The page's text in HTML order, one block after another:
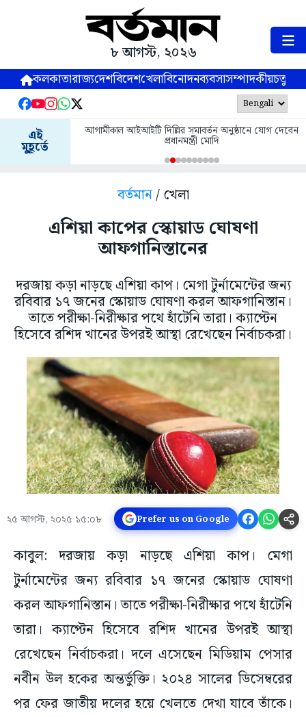
৮ আগস্ট, ২০২৬
কলকাতারাজ্যদেশবিদেশখেলাবিনোদনব্যবসাসম্পাদকীয়
এই
মুহূর্তে
আগামীকাল আইআইটি দিল্লির সমাবর্তন অনুষ্ঠানে যোগ দেবেন
প্রধানমন্ত্রী মোদি
বর্তমান/ খেলা
এশিয়া কাপের স্কোয়াড ঘোষণা
আফগানিস্তানের
দরজায় কড়া নাড়ছে এশিয়া কাপ। মেগা টুর্নামেন্টের জন্য
রবিবার ১৭ জনের স্কোয়াড ঘোষণা করল আফগানিস্তান।
তাতে পরীক্ষা-নিরীক্ষার পথে হাঁটেনি তারা। ক্যাপ্টেন
হিসেবে রশিদ খানের উপরই আস্থা রেখেছেন নির্বাচকরা।
২৫ আগস্ট, ২০২৫ ১৫:০৮ Prefer us on Google
কাবুল: দরজায় কড়া নাড়ছে এশিয়া কাপ। মেগা
টুর্নামেন্টের জন্য রবিবার ১৭ জনের স্কোয়াড ঘোষণা
করল আফগানিস্তান। তাতে পরীক্ষা-নিরীক্ষার পথে হাঁটেনি
তারা। ক্যাপ্টেন হিসেবে রশিদ খানের উপরই আস্থা
রেখেছেন নির্বাচকরা। দলে এসেছেন মিডিয়াম পেসার
নবীন উল হকের অন্তর্ভুক্তি। ২০২৪ সালের ডিসেম্বরের
পর ফের জাতীয় দলের হয়ে খেলতে দেখা যাবে তাঁকে।